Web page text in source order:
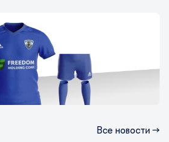
Все новости →
ИИ предложил
на 14-й тур